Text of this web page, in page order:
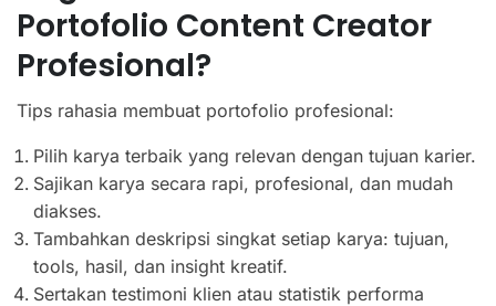
Portofolio Content Creator
Profesional?
Tips rahasia membuat portofolio profesional:
Pilih karya terbaik yang relevan dengan tujuan karier.
Sajikan karya secara rapi, profesional, dan mudah
diakses.
Tambahkan deskripsi singkat setiap karya: tujuan,
tools, hasil, dan insight kreatif.
Sertakan testimoni klien atau statistik performa